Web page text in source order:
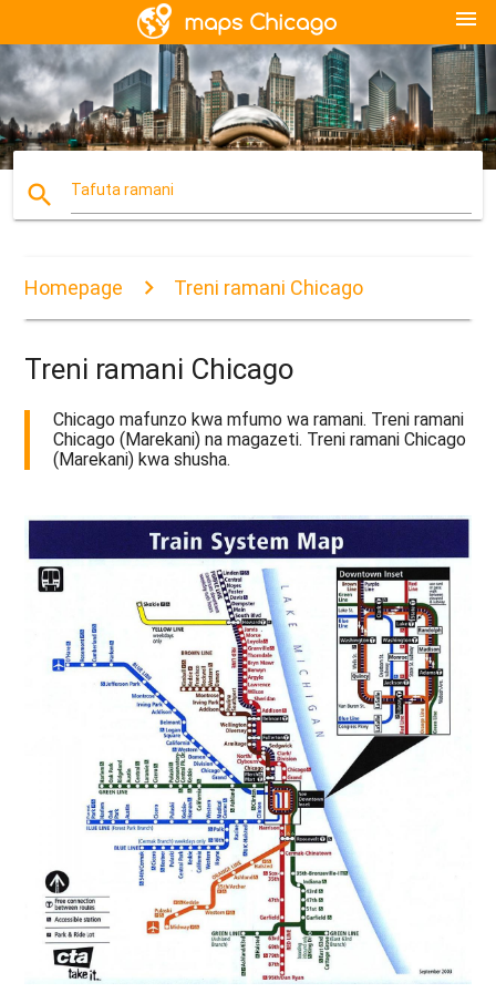
menu
search Tafuta ramani
Homepage Treni ramani Chicago
Treni ramani Chicago
Chicago mafunzo kwa mfumo wa ramani. Treni ramani
Chicago (Marekani) na magazeti. Treni ramani Chicago
(Marekani) kwa shusha.